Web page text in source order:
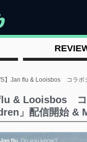
】Jan flu & Looisbos コラ
flu & Looisbos
」配信開始 &